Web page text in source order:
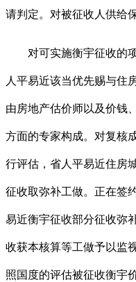
请判定。对被征收人供给
对可实施衡宇征收的项
人平易近该当优先赐与住
由房地产估价师以及价钱
方面的专家构成。对复核
行评估，省人平易近住房
征收取弥补工做。正在签
易近衡宇征收部分征收弥
收获本核算等工做予以监
照国度的评估被征收衡宇